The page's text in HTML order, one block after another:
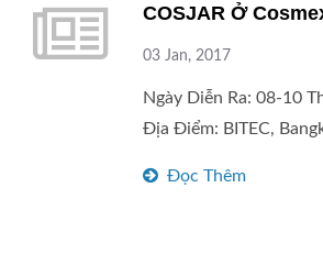
COSJAR Ở
03 Jan, 2017
Ngày Diễn Ra: 08-10
Địa Điểm: BITEC,
Đọc Thêm